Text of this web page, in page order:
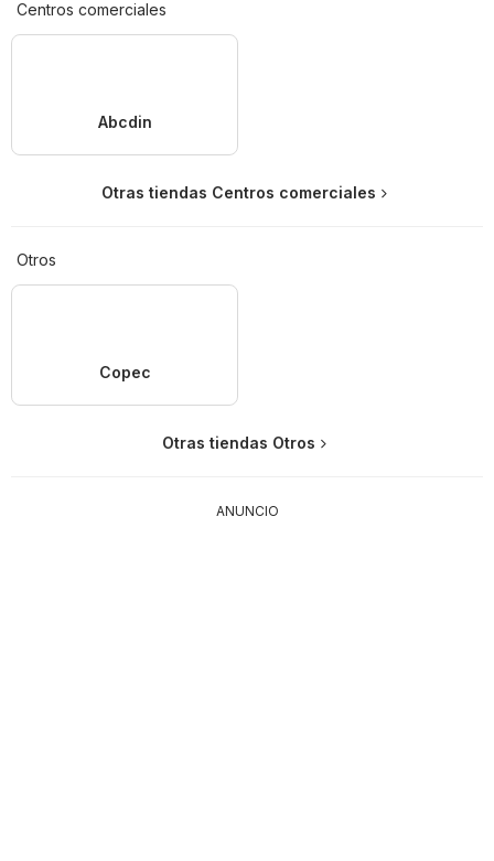
Centros comerciales
Abcdin
Otras tiendas Centros comerciales
Otros
Copec
Otras tiendas Otros
ANUNCIO